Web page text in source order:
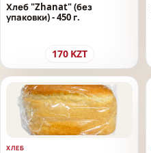
Хлеб "Zhanat" (без
упаковки) - 450 г.
170 KZT
ХЛЕБ